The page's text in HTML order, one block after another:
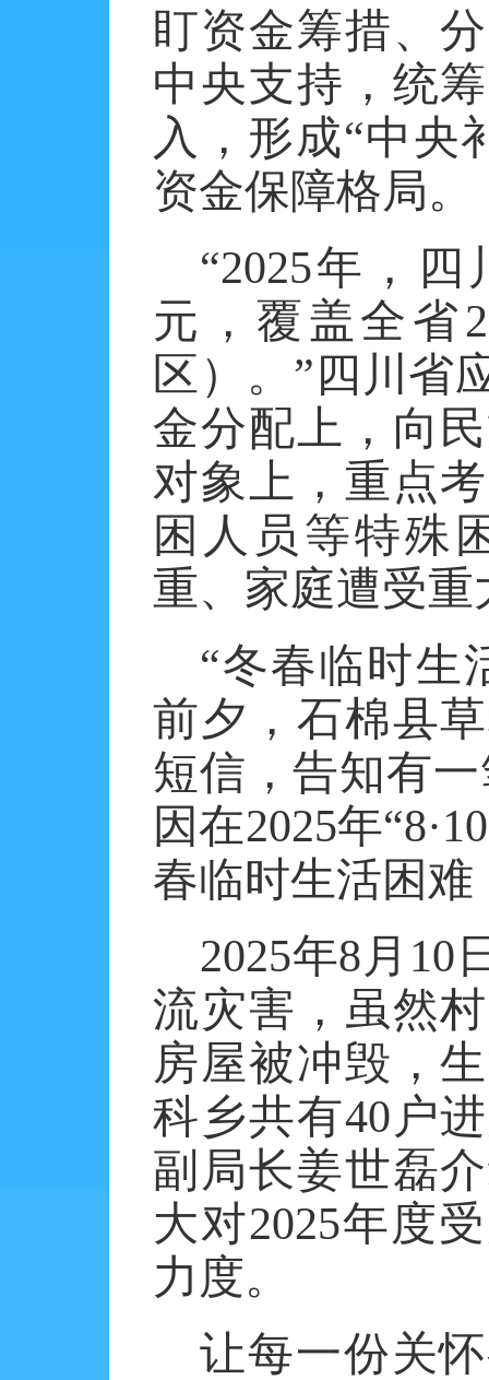
盯资金筹措、
中央支持，统
入，形成“中央
资金保障格局。
“2025年，
元，覆盖全省
区）。”四川省
金分配上，向
对象上，重点
困人员等特殊
重、家庭遭受
“冬春临时生
前夕，石棉县
短信，告知有
因在2025年
春临时生活困
2025年8月10
流灾害，虽然
房屋被冲毁，
科乡共有40户
副局长姜世磊
大对2025年度
力度。
让每一份关